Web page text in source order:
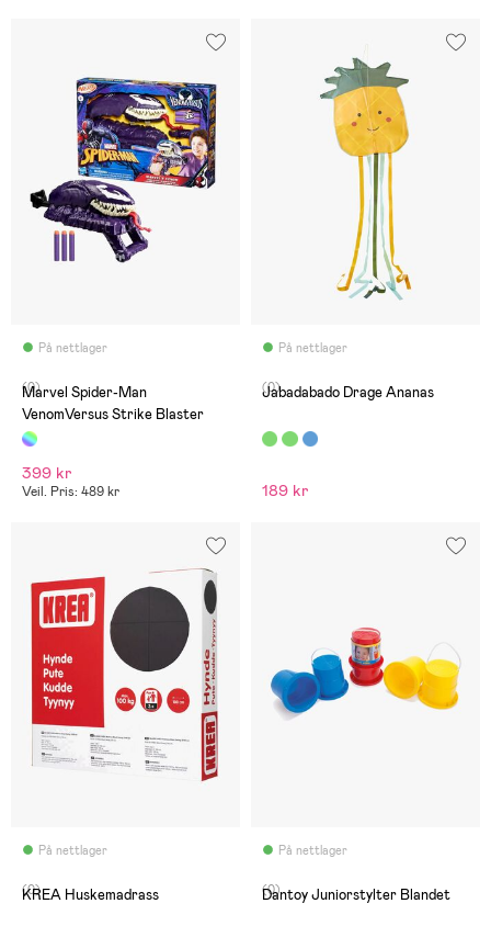
På nettlager
(0)
Marvel Spider-Man
VenomVersus Strike Blaster
399 kr
Veil. Pris: 489 kr
På nettlager
(0)
Jabadabado Drage Ananas
189 kr
På nettlager
(0)
KREA Huskemadrass
På nettlager
(0)
Dantoy Juniorstylter Blandet